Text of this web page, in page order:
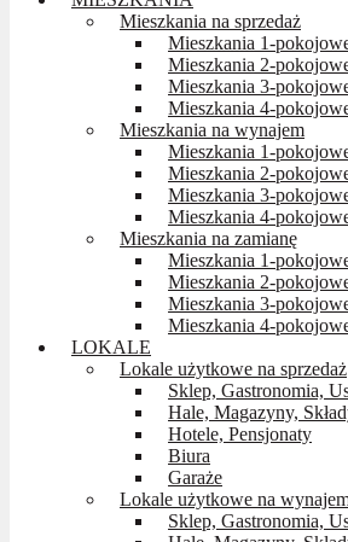
Mieszkania na sprzedaż
Mieszkania 1-
Mieszkania 2-
Mieszkania 3-
Mieszkania 4-
Mieszkania na wynajem
Mieszkania 1-
Mieszkania 2-
Mieszkania 3-
Mieszkania 4-
Mieszkania na zamianę
Mieszkania 1-
Mieszkania 2-
Mieszkania 3-
Mieszkania 4-
LOKALE
Lokale użytkowe na sprzedaż
Sklep, Gastronomia,
Hale, Magazyny,
Hotele, Pensjonaty
Biura
Garaże
Lokale użytkowe na
Sklep, Gastronomia,